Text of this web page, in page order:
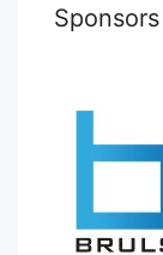
Sponsors